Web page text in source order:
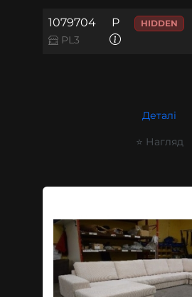
1079704
PL3
P HIDDEN
Деталі
⭐ Нагляд